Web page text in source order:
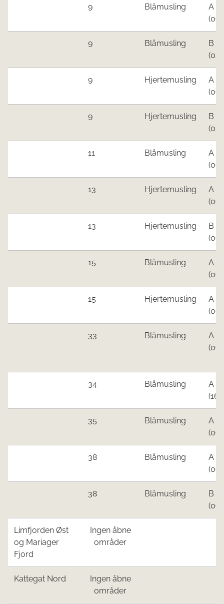
9​ ​Blåmusling
A
​9 ​Blåmusling​
B
9​ Hjertemusling
A
​9 Hjertemusling
B
​11 Blåmusling
A
(09
​13 Hjertemusling​
A
​13 ​Hjertemusling​
B
15​ ​Blåmusling
​A
​15 Hjertemusling
A
​33 Blåmusling
​A
​34 Blåmusling
​A
​35 Blåmusling​
​A
​38 Blåmusling​
​A
​38 Blåmusling
​B
Limfjorden Øst
og Mariager
Fjord
Ingen åbne
områder
Kattegat Nord
Ingen åbne
områder